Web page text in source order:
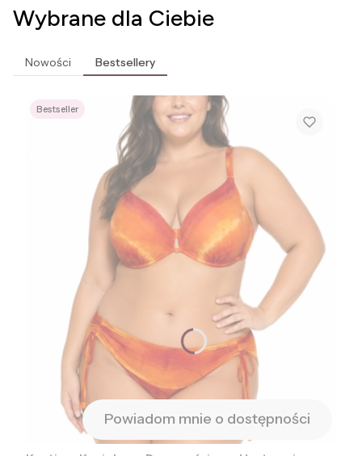
Wybrane dla Ciebie
Nowości Bestsellery
Bestseller
Powiadom mnie o dostępności